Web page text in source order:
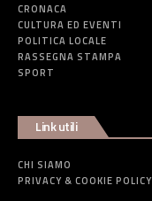
CRONACA
CULTURA ED EVENTI
POLITICA LOCALE
RASSEGNA STAMPA
SPORT
Link utili
CHI SIAMO
PRIVACY & COOKIE POLICY